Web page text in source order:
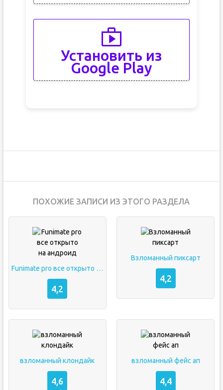
Установить из
Google Play
ПОХОЖИЕ ЗАПИСИ ИЗ ЭТОГО РАЗДЕЛА
Funimate pro все открыто на андроид
4,2
Взломанный пиксарт
4,2
взломанный клондайк
4,6
взломанный фейс ап
4,4